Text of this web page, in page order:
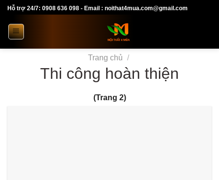
Skip
content
Hỗ trợ 24/7: 0908 636 098 - Email : noithat4mua.com@gmail.com
Trang chủ /
Thi công hoàn thiện
(Trang 2)